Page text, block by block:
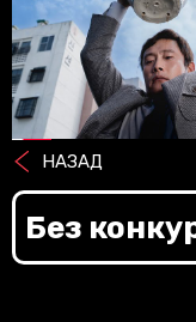
НАЗАД
Без